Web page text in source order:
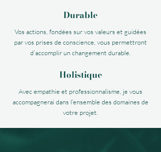
Durable
Vos actions, fondées sur vos valeurs et guidées
par vos prises de conscience, vous permettront
d’accomplir un changement durable.
Holistique
Avec empathie et professionnalisme, je vous
accompagnerai dans l’ensemble des domaines de
votre projet.